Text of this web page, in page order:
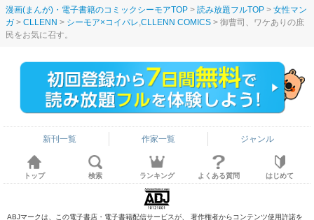
漫画(まんが)・電子書籍のコミックシーモアTOP 読み放題フルTOP
女性マン
ガ
CLLENN シーモア×コイパレ CLLENN COMICS
御曹司、ワケありの庶
民をお気に召す。
新刊一覧 作家一覧 ジャンル
トップ 検索 ランキング よくある質問 はじめて
ABJマークは、この電子書店・電子書籍配信サービスが、 著作権者からコンテンツ使用許諾を